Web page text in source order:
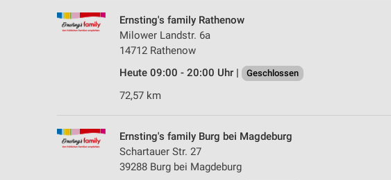
Ernsting's family Rathenow
Milower Landstr. 6a
14712 Rathenow
Heute 09:00 - 20:00 Uhr |
Geschlossen
72,57 km
Ernsting's family Burg bei Magdeburg
Schartauer Str. 27
39288 Burg bei Magdeburg